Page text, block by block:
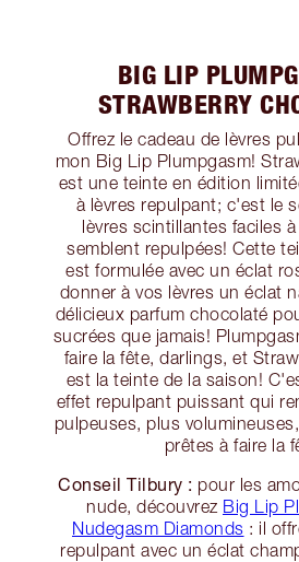
BIG LIP
STRAWBERRY
Offrez le cadeau de lèvres
mon Big Lip Plumpgasm!
est une teinte en édition
à lèvres repulpant; c'est le
lèvres scintillantes faciles
semblent repulpées! Cette
est formulée avec un éclat
donner à vos lèvres un éclat
délicieux parfum chocolaté
sucrées que jamais!
faire la fête, darlings, et
est la teinte de la saison!
effet repulpant puissant qui
pulpeuses, plus
prêtes à faire la
Conseil Tilbury : pour les
nude, découvrez Big Lip
Nudegasm Diamonds : il
repulpant avec un éclat